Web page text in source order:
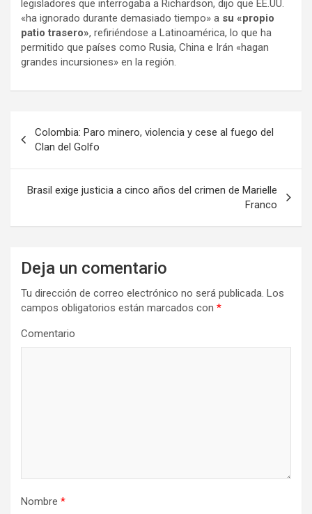
legisladores que interrogaba a Richardson, dijo que EE.UU.
«ha ignorado durante demasiado tiempo» a su «propio
patio trasero», refiriéndose a Latinoamérica, lo que ha
permitido que países como Rusia, China e Irán «hagan
grandes incursiones» en la región.
v
a
Colombia: Paro minero, violencia y cese al fuego del
Clan del Golfo
Brasil exige justicia a cinco años del crimen de Marielle
Franco
Deja un comentario
Tu dirección de correo electrónico no será publicada. Los
campos obligatorios están marcados con *
Comentario
Nombre *